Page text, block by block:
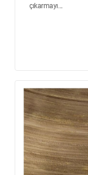
çıkarmayı...